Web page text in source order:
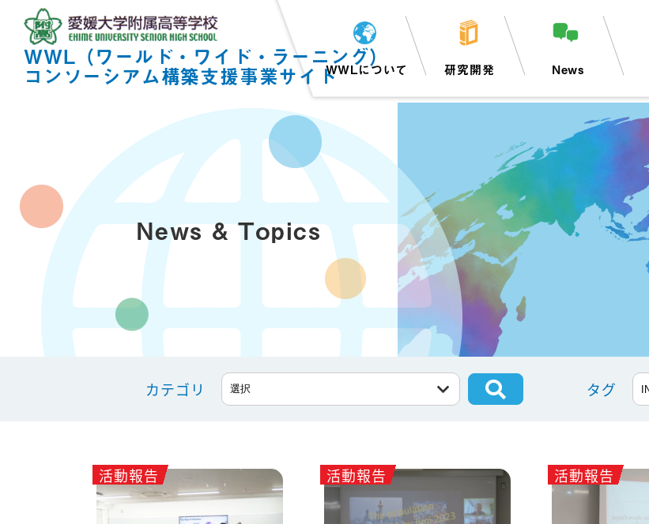
WWL（ワールド・ワイド・ラーニング）
コンソーシアム構築支援事業サイトWWLについて 研究開発 News
News & Topics
カテゴリ タグ
活動報告 活動報告 活動報告